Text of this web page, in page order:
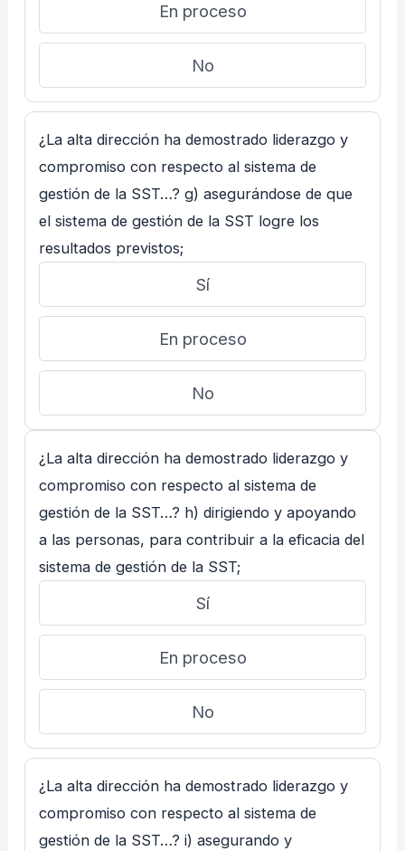
En proceso
No
¿La alta dirección ha demostrado liderazgo y
compromiso con respecto al sistema de
gestión de la SST…? g) asegurándose de que
el sistema de gestión de la SST logre los
resultados previstos;
Sí
En proceso
No
¿La alta dirección ha demostrado liderazgo y
compromiso con respecto al sistema de
gestión de la SST…? h) dirigiendo y apoyando
a las personas, para contribuir a la eficacia del
sistema de gestión de la SST;
Sí
En proceso
No
¿La alta dirección ha demostrado liderazgo y
compromiso con respecto al sistema de
gestión de la SST…? i) asegurando y